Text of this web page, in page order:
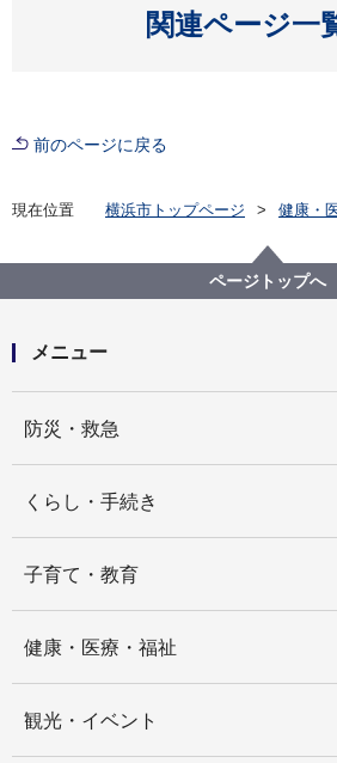
関連ページ一
開く
前のページに戻る
現在位置 横浜市トップページ
健康・
あなたのお住まいの地区を担当
センター
ページトップへ
メニュー
防災・救急
くらし・手続き
子育て・教育
健康・医療・福祉
観光・イベント